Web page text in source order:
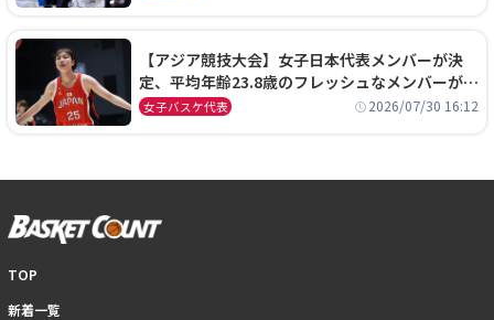
【アジア競技大会】女子日本代表メンバーが決
定、平均年齢23.8歳のフレッシュなメンバーが日
本開催の大舞台で頂点を狙う
女子バスケ代表 2026/07/30 16:12
TOP
新着一覧